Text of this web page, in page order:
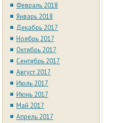
Февраль 2018
Январь 2018
Декабрь 2017
Ноябрь 2017
Октябрь 2017
Сентябрь 2017
Август 2017
Июль 2017
Июнь 2017
Май 2017
Апрель 2017